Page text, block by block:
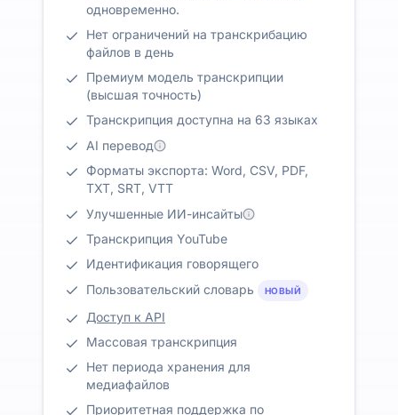
одновременно.
Нет ограничений на транскрибацию
файлов в день
Премиум модель транскрипции
(высшая точность)
Транскрипция доступна на 63 языках
AI перевод
Форматы экспорта: Word, CSV, PDF,
TXT, SRT, VTT
Улучшенные ИИ-инсайты
Транскрипция YouTube
Идентификация говорящего
Пользовательский словарь
НОВЫЙ
Доступ к API
Массовая транскрипция
Нет периода хранения для
медиафайлов
Приоритетная поддержка по